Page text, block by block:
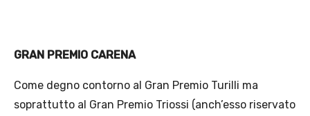
GRAN PREMIO CARENA
Come degno contorno al Gran Premio Turilli ma
soprattutto al Gran Premio Triossi (anch’esso riservato